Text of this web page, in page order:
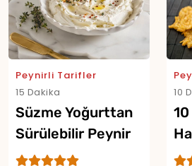
Peynirli Tarifler
15 Dakika
Süzme Yoğurttan
Sürülebilir Peynir
Tarifi
10